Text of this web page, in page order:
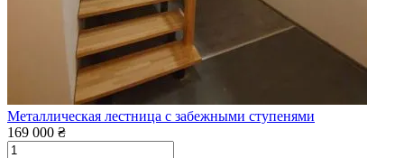
Металлическая лестница с забежными ступенями
169 000 ₴